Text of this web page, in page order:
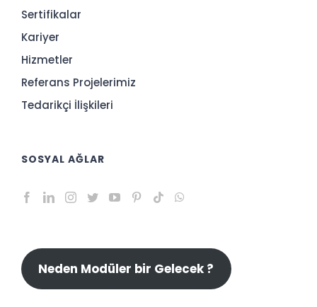
Sertifikalar
Kariyer
Hizmetler
Referans Projelerimiz
Tedarikçi İlişkileri
SOSYAL AĞLAR
Neden Modüler bir Gelecek ?